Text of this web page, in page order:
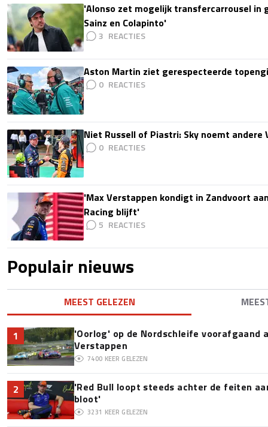
'Alonso zet mogelijk transfercarrousel in
Sainz en Colapinto'
3
Aston Martin ziet gerespecteerde
0
Niet Russell of Piastri: Sky noemt
0
'Max Verstappen kondigt in Zandvoort
Racing blijft'
5
Populair nieuws
MEEST GELEZEN
1
'Oorlog' op de Nordschleife voorafgaand
Verstappen
7400 KEER GELEZEN
2
'Red Bull loopt steeds achter de feiten
bloot'
3231 KEER GELEZEN